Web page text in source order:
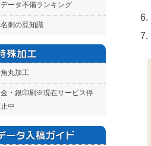
データ不備ランキング
名刺の豆知識
角丸加工
金・銀印刷※現在サービス停
止中